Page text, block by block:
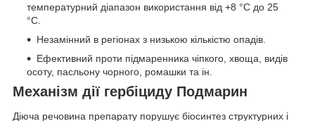
температурний діапазон використання від +8 °С до 25
°С.
Незамінний в регіонах з низькою кількістю опадів.
Ефективний проти підмаренника чіпкого, хвоща, видів
осоту, пасльону чорного, ромашки та ін.
Механізм дії гербіциду Подмарин
Діюча речовина препарату порушує біосинтез структурних і